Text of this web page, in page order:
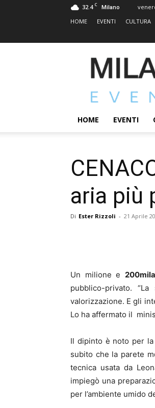
32.4 C Milano
HOME
EVENTI CULTURA
HOME EVENTI
aria più
Di Ester Rizzoli - 21 Aprile
Un milione e
pubblico-privato.
valorizzazione. E gli
Lo ha affermato il
Il dipinto è noto per
subito che la parete
tecnica usata da
impiegò una
per l’ambiente umido